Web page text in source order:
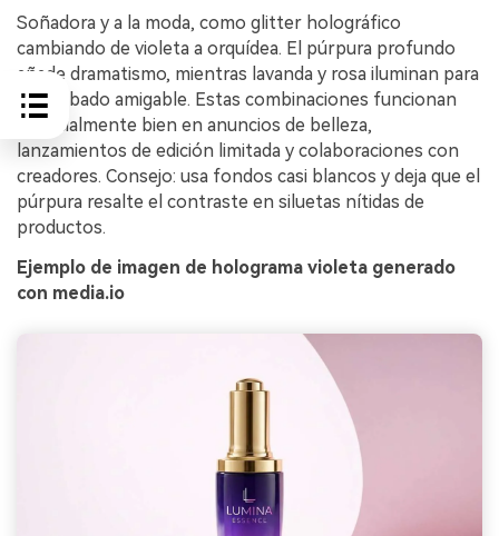
Soñadora y a la moda, como glitter holográfico
cambiando de violeta a orquídea. El púrpura profundo
añade dramatismo, mientras lavanda y rosa iluminan para
un acabado amigable. Estas combinaciones funcionan
especialmente bien en anuncios de belleza,
lanzamientos de edición limitada y colaboraciones con
creadores. Consejo: usa fondos casi blancos y deja que el
púrpura resalte el contraste en siluetas nítidas de
productos.
Ejemplo de imagen de holograma violeta generado
con media.io